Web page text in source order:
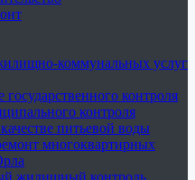
коммунальных услуг
контроля
контроля
питьевой воды
многоквартирных
жилищный контроль